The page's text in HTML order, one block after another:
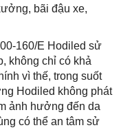
bãi đậu xe,
160/E Hodiled sử
không chỉ có khả
vì thế, trong suốt
Hodiled không phát
ảnh hưởng đến da
có thể an tâm sử